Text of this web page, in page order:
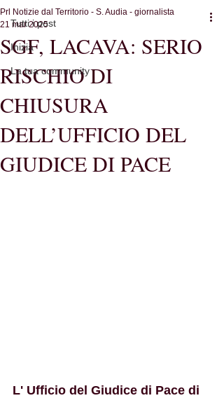
Tutti i post
Inizia
La tua community
SGF, LACAVA: SERIO
RISCHIO DI
CHIUSURA
DELL’UFFICIO DEL
GIUDICE DI PACE
Prl Notizie dal Territorio - S. Audia - giornalista
21 mar 2025
L' Ufficio del Giudice di Pace di